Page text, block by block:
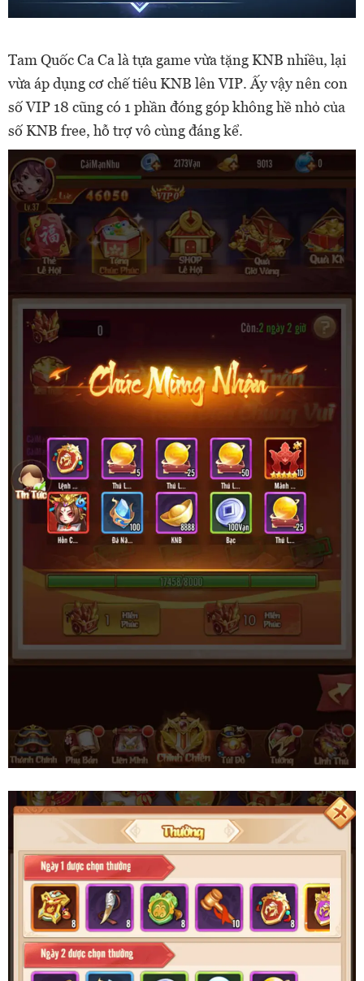
Tam Quốc Ca Ca là tựa game vừa tặng KNB nhiều, lại
vừa áp dụng cơ chế tiêu KNB lên VIP. Ấy vậy nên con
số VIP 18 cũng có 1 phần đóng góp không hề nhỏ của
số KNB free, hỗ trợ vô cùng đáng kể.